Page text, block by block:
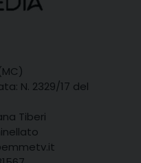
N. 2329/17 del
Tiberi